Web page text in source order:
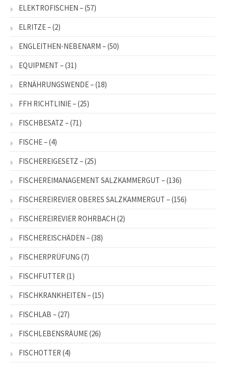
ELEKTROFISCHEN –(57)
ELRITZE –(2)
ENGLEITHEN-NEBENARM –(50)
EQUIPMENT –(31)
ERNÄHRUNGSWENDE –(18)
FFH RICHTLINIE –(25)
FISCHBESATZ –(71)
FISCHE –(4)
FISCHEREIGESETZ –(25)
FISCHEREIMANAGEMENT SALZKAMMERGUT –(136)
FISCHEREIREVIER OBERES SALZKAMMERGUT –(156)
FISCHEREIREVIER ROHRBACH (2)
FISCHEREISCHÄDEN –(38)
FISCHERPRÜFUNG (7)
FISCHFUTTER (1)
FISCHKRANKHEITEN –(15)
FISCHLAB –(27)
FISCHLEBENSRÄUME(26)
FISCHOTTER (4)